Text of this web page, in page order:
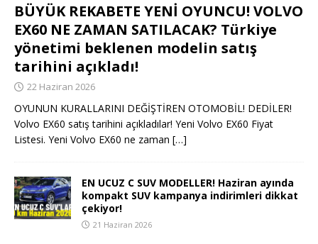
BÜYÜK REKABETE YENİ OYUNCU! VOLVO
EX60 NE ZAMAN SATILACAK? Türkiye
yönetimi beklenen modelin satış
tarihini açıkladı!
22 Haziran 2026
OYUNUN KURALLARINI DEĞİŞTİREN OTOMOBİL! DEDİLER!
Volvo EX60 satış tarihini açıkladılar! Yeni Volvo EX60 Fiyat
Listesi. Yeni Volvo EX60 ne zaman […]
EN UCUZ C SUV MODELLER! Haziran ayında
kompakt SUV kampanya indirimleri dikkat
çekiyor!
21 Haziran 2026